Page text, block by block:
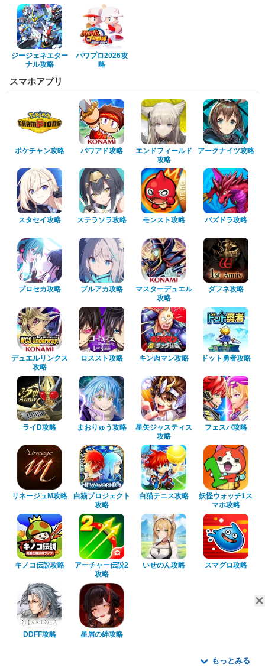
ジージェネエター
ナル攻略
パワプロ2026攻
略
スマホアプリ
ポケチャン攻略 パワアド攻略
エンドフィールド
攻略
アークナイツ攻略
スタセイ攻略 ステラソラ攻略 モンスト攻略 パズドラ攻略
プロセカ攻略 ブルアカ攻略
マスターデュエル
攻略
ダフネ攻略
デュエルリンクス
攻略
ロススト攻略 キン肉マン攻略 ドット勇者攻略
ライD攻略 まおりゅう攻略
星矢ジャスティス
攻略
フェスバ攻略
リネージュM攻略
白猫プロジェクト
攻略
白猫テニス攻略
妖怪ウォッチ1ス
マホ攻略
キノコ伝説攻略
アーチャー伝説2
攻略
いせのん攻略 スマグロ攻略
DDFF攻略 星屑の絆攻略
もっとみる